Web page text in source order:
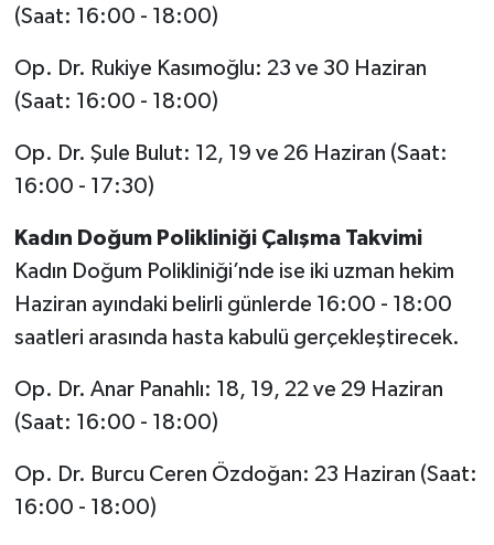
(Saat: 16:00 - 18:00)
Op. Dr. Rukiye Kasımoğlu: 23 ve 30 Haziran
(Saat: 16:00 - 18:00)
Op. Dr. Şule Bulut: 12, 19 ve 26 Haziran (Saat:
16:00 - 17:30)
Kadın Doğum Polikliniği Çalışma Takvimi
Kadın Doğum Polikliniği’nde ise iki uzman hekim
Haziran ayındaki belirli günlerde 16:00 - 18:00
saatleri arasında hasta kabulü gerçekleştirecek.
Op. Dr. Anar Panahlı: 18, 19, 22 ve 29 Haziran
(Saat: 16:00 - 18:00)
Op. Dr. Burcu Ceren Özdoğan: 23 Haziran (Saat:
16:00 - 18:00)